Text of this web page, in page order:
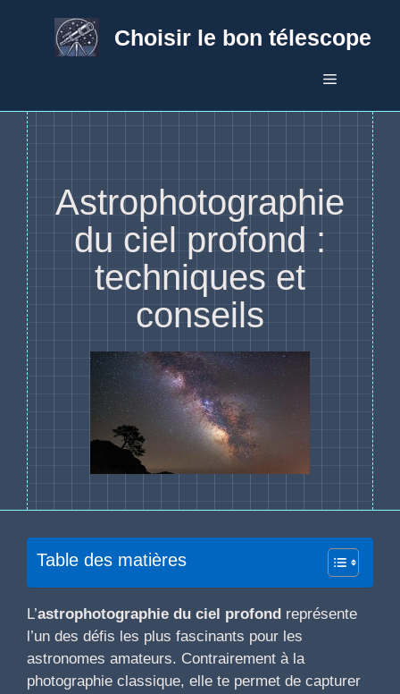
Choisir le bon télescope
Menu
Astrophotographie
du ciel profond :
techniques et
conseils
Table des matières
L’astrophotographie du ciel profond représente
l’un des défis les plus fascinants pour les
astronomes amateurs. Contrairement à la
photographie classique, elle te permet de capturer